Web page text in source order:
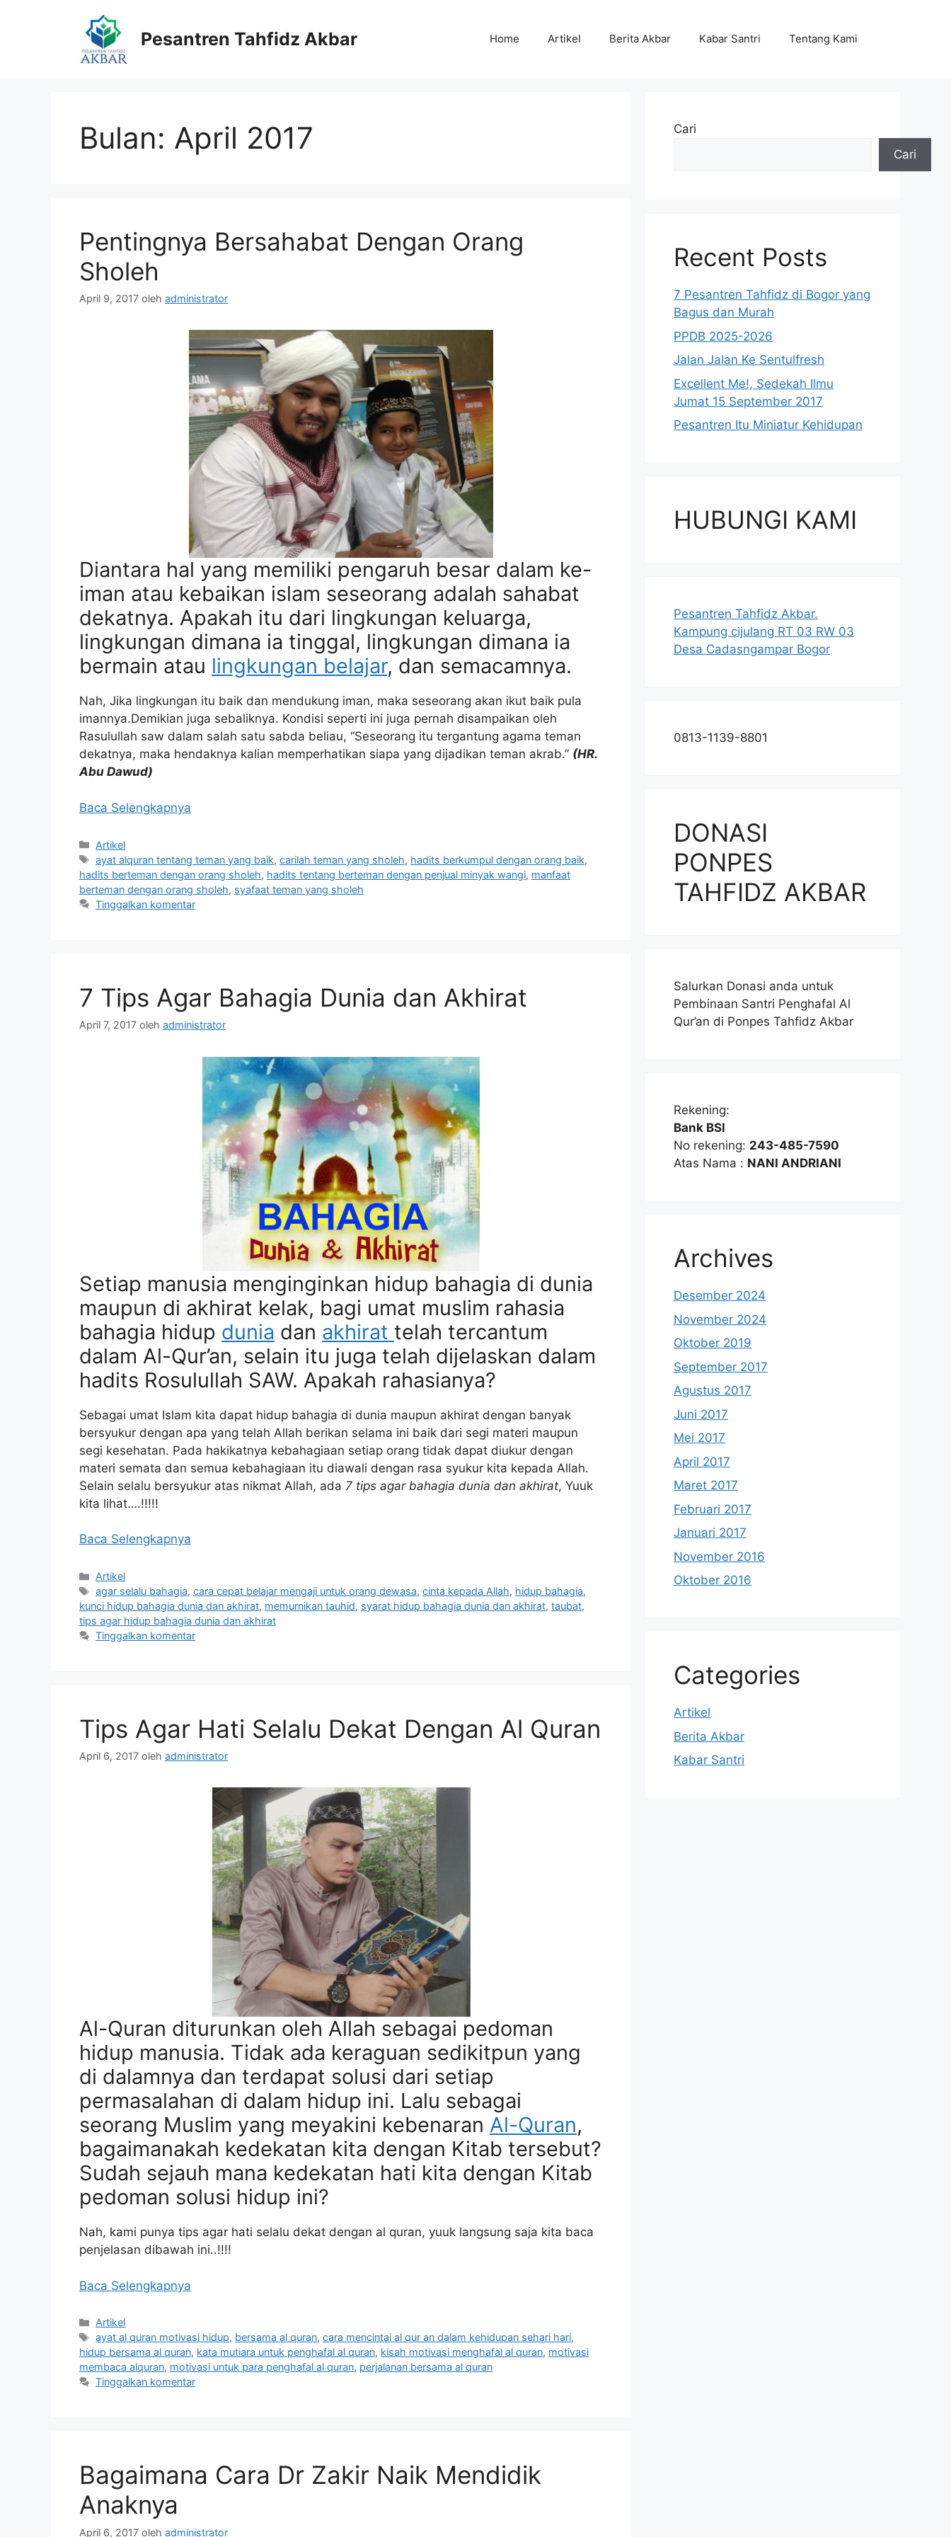
Pesantren Tahfidz Akbar Home Artikel Berita Akbar Kabar Santri Tentang Kami
Bulan: April 2017
Pentingnya Bersahabat Dengan Orang
Sholeh
April 9, 2017 oleh administrator
Diantara hal yang memiliki pengaruh besar dalam ke-
iman atau kebaikan islam seseorang adalah sahabat
dekatnya. Apakah itu dari lingkungan keluarga,
lingkungan dimana ia tinggal, lingkungan dimana ia
bermain atau lingkungan belajar, dan semacamnya.
Nah, Jika lingkungan itu baik dan mendukung iman, maka seseorang akan ikut baik pula
imannya.Demikian juga sebaliknya. Kondisi seperti ini juga pernah disampaikan oleh
Rasulullah saw dalam salah satu sabda beliau, “Seseorang itu tergantung agama teman
dekatnya, maka hendaknya kalian memperhatikan siapa yang dijadikan teman akrab.” (HR.
Abu Dawud)
Baca Selengkapnya
Kategori
Artikel
Tag
ayat alquran tentang teman yang baik,carilah teman yang sholeh, hadits berkumpul dengan orang baik,
hadits berteman dengan orang sholeh, hadits tentang berteman dengan penjual minyak wangi, manfaat
berteman dengan orang sholeh, syafaat teman yang sholeh
Tinggalkan komentar
7 Tips Agar Bahagia Dunia dan Akhirat
April 7, 2017 oleh administrator
Setiap manusia menginginkan hidup bahagia di dunia
maupun di akhirat kelak, bagi umat muslim rahasia
bahagia hidup dunia dan akhirat telah tercantum
dalam Al-Qur’an, selain itu juga telah dijelaskan dalam
hadits Rosulullah SAW. Apakah rahasianya?
Sebagai umat Islam kita dapat hidup bahagia di dunia maupun akhirat dengan banyak
bersyukur dengan apa yang telah Allah berikan selama ini baik dari segi materi maupun
segi kesehatan. Pada hakikatnya kebahagiaan setiap orang tidak dapat diukur dengan
materi semata dan semua kebahagiaan itu diawali dengan rasa syukur kita kepada Allah.
Selain selalu bersyukur atas nikmat Allah, ada 7 tips agar bahagia dunia dan akhirat, Yuuk
kita lihat….!!!!!
Baca Selengkapnya
Kategori
Artikel
Tag
agar selalu bahagia,cara cepat belajar mengaji untuk orang dewasa,cinta kepada Allah, hidup bahagia,
kunci hidup bahagia dunia dan akhirat, memurnikan tauhid, syarat hidup bahagia dunia dan akhirat, taubat,
tips agar hidup bahagia dunia dan akhirat
Tinggalkan komentar
Tips Agar Hati Selalu Dekat Dengan Al Quran
April 6, 2017 oleh administrator
Al-Quran diturunkan oleh Allah sebagai pedoman
hidup manusia. Tidak ada keraguan sedikitpun yang
di dalamnya dan terdapat solusi dari setiap
permasalahan di dalam hidup ini. Lalu sebagai
seorang Muslim yang meyakini kebenaran Al-Quran,
bagaimanakah kedekatan kita dengan Kitab tersebut?
Sudah sejauh mana kedekatan hati kita dengan Kitab
pedoman solusi hidup ini?
Nah, kami punya tips agar hati selalu dekat dengan al quran, yuuk langsung saja kita baca
penjelasan dibawah ini..!!!!
Baca Selengkapnya
Kategori
Artikel
Tag
ayat al quran motivasi hidup, bersama al quran,cara mencintai al qur an dalam kehidupan sehari hari,
hidup bersama al quran, kata mutiara untuk penghafal al quran, kisah motivasi menghafal al quran, motivasi
membaca alquran, motivasi untuk para penghafal al quran, perjalanan bersama al quran
Tinggalkan komentar
Bagaimana Cara Dr Zakir Naik Mendidik
Anaknya
April 6, 2017 oleh administrator
Cari
Cari
Recent Posts
7 Pesantren Tahfidz di Bogor yang
Bagus dan Murah
PPDB 2025-2026
Jalan Jalan Ke Sentulfresh
Excellent Me!, Sedekah Ilmu
Jumat 15 September 2017
Pesantren Itu Miniatur Kehidupan
HUBUNGI KAMI
Pesantren Tahfidz Akbar.
Kampung cijulang RT 03 RW 03
Desa Cadasngampar Bogor
0813-1139-8801
DONASI
PONPES
TAHFIDZ AKBAR
Salurkan Donasi anda untuk
Pembinaan Santri Penghafal Al
Qur’an di Ponpes Tahfidz Akbar
Rekening:
Bank BSI
No rekening: 243-485-7590
Atas Nama : NANI ANDRIANI
Archives
Desember 2024
November 2024
Oktober 2019
September 2017
Agustus 2017
Juni 2017
Mei 2017
April 2017
Maret 2017
Februari 2017
Januari 2017
November 2016
Oktober 2016
Categories
Artikel
Berita Akbar
Kabar Santri